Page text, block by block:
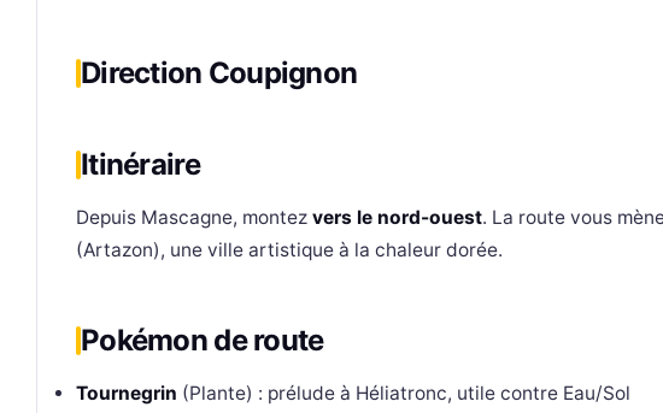
Direction Coupignon
Itinéraire
Depuis Mascagne, montez vers le nord-ouest. La route vous
(Artazon), une ville artistique à la chaleur dorée.
Pokémon de route
Tournegrin (Plante) : prélude à Héliatronc, utile contre Eau/Sol